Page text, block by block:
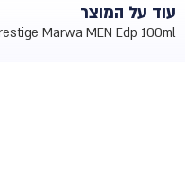
עוד על המוצר
Marwa MEN Edp 100ml